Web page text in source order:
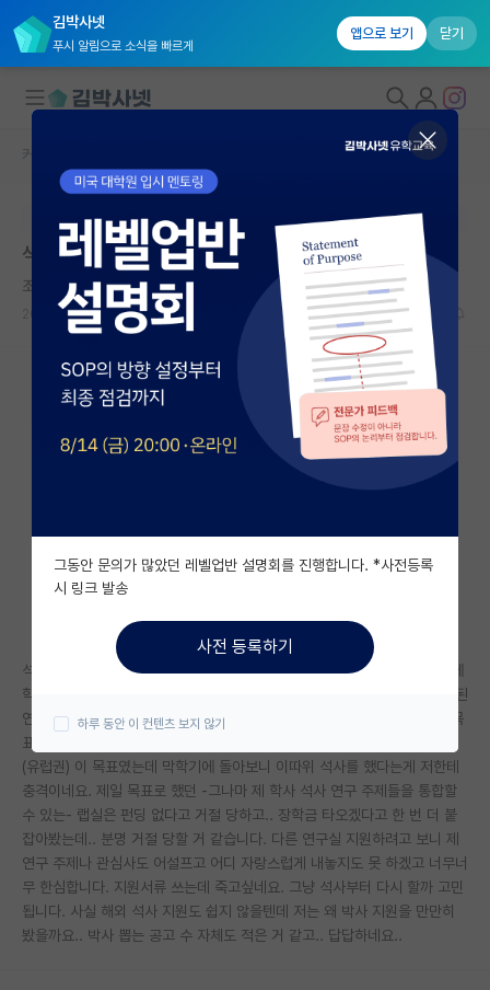
김박사넷
푸시 알림으로 소식을 빠르게
앱으로 보기 닫기
대학원생 모집
국내대학원 정보
연구실&오픈랩
커뮤니티
커뮤니티 홈
전체글보기
베스트 게시판
자유 게시판(아무개랩)
미국 유학 게시판
미국 대학원 합격 후기 게시판
대학원생 모집 게시판
연구실(PI) 홍보 게시판
석박사 채용 정보 게시판
임용 정보 게시판
학부 인턴 게시판
취업 게시판
커뮤니티 홈
본문이 수정되지 않는 박제글입니다.
석사 실패.. 후 박사 유학
조급한 피터 힉스
2024.10.03 2 3783
석사 과정을 말 그대로 실패에 가깝게 했습니다. 애초에 석박만 받던 랩실에
학사랑도 다소 다른 주제로 석사로서 들어간 거였는데, 그러다보니 제대로된
연구 주제도 못 받았고, 사수도 없고.. 제가 주제를 겨우 찾았는데 .. 주제 목
표라도 삐까번쩍 하면 괜찮을텐데 그것도 아니고요... 처음부터 박사 유학
(유럽권) 이 목표였는데 막학기에 돌아보니 이따위 석사를 했다는게 저한테
충격이네요. 제일 목표로 했던 -그나마 제 학사 석사 연구 주제들을 통합할
수 있는- 랩실은 펀딩 없다고 거절 당하고.. 장학금 타오겠다고 한 번 더 붙
잡아봤는데.. 분명 거절 당할 거 같습니다. 다른 연구실 지원하려고 보니 제
연구 주제나 관심사도 어설프고 어디 자랑스럽게 내놓지도 못 하겠고 너무너
무 한심합니다. 지원서류 쓰는데 죽고싶네요. 그냥 석사부터 다시 할까 고민
됩니다. 사실 해외 석사 지원도 쉽지 않을텐데 저는 왜 박사 지원을 만만히
봤을까요.. 박사 뽑는 공고 수 자체도 적은 거 같고.. 답답하네요..
그동안 문의가 많았던 레벨업반 설명회를 진행합니다. *사전등록
시 링크 발송
사전 등록하기
하루 동안 이 컨텐츠 보지 않기